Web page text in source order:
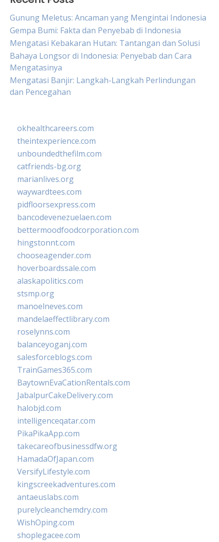
Gunung Meletus: Ancaman yang Mengintai Indonesia
Gempa Bumi: Fakta dan Penyebab di Indonesia
Mengatasi Kebakaran Hutan: Tantangan dan Solusi
Bahaya Longsor di Indonesia: Penyebab dan Cara
Mengatasinya
Mengatasi Banjir: Langkah-Langkah Perlindungan
dan Pencegahan
okhealthcareers.com
theintexperience.com
unboundedthefilm.com
catfriends-bg.org
marianlives.org
waywardtees.com
pidfloorsexpress.com
bancodevenezuelaen.com
bettermoodfoodcorporation.com
hingstonnt.com
chooseagender.com
hoverboardssale.com
alaskapolitics.com
stsmp.org
manoelneves.com
mandelaeffectlibrary.com
roselynns.com
balanceyoganj.com
salesforceblogs.com
TrainGames365.com
BaytownEvaCationRentals.com
JabalpurCakeDelivery.com
halobjd.com
intelligenceqatar.com
PikaPikaApp.com
takecareofbusinessdfw.org
HamadaOfJapan.com
VersifyLifestyle.com
kingscreekadventures.com
antaeuslabs.com
purelycleanchemdry.com
WishOping.com
shoplegacee.com